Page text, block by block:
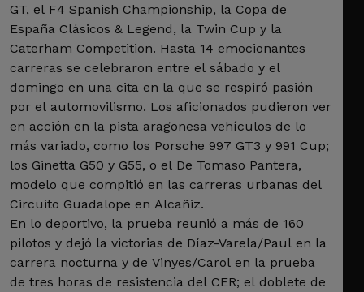
GT, el F4 Spanish Championship, la Copa de
España Clásicos & Legend, la Twin Cup y la
Caterham Competition. Hasta 14 emocionantes
carreras se celebraron entre el sábado y el
domingo en una cita en la que se respiró pasión
por el automovilismo. Los aficionados pudieron ver
en acción en la pista aragonesa vehículos de lo
más variado, como los Porsche 997 GT3 y 991 Cup;
los Ginetta G50 y G55, o el De Tomaso Pantera,
modelo que compitió en las carreras urbanas del
Circuito Guadalope en Alcañiz.
En lo deportivo, la prueba reunió a más de 160
pilotos y dejó la victorias de Díaz-Varela/Paul en la
carrera nocturna y de Vinyes/Carol en la prueba
de tres horas de resistencia del CER; el doblete de